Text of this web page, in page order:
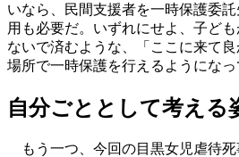
いなら、民間支援者を一時保護委
用も必要だ。いずれにせよ、子ど
ないで済むような、「ここに来て
場所で一時保護を行えるようになっ
自分ごととして考える
もう一つ、今回の目黒女児虐待